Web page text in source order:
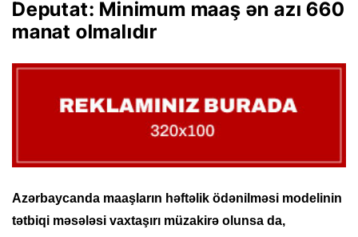
Deputat: Minimum maaş ən azı 660
manat olmalıdır
Azərbaycanda maaşların həftəlik ödənilməsi modelinin
tətbiqi məsələsi vaxtaşırı müzakirə olunsa da,